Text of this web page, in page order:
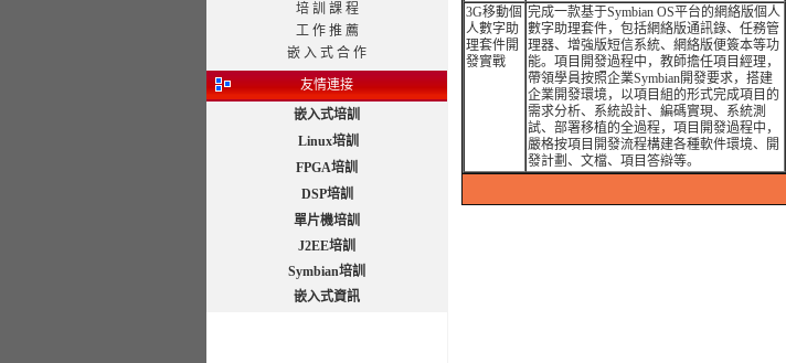
培 訓 課 程
工 作 推 薦
嵌 入 式 合 作
友情連接
嵌入式培訓
Linux培訓
FPGA培訓
DSP培訓
單片機培訓
J2EE培訓
Symbian培訓
嵌入式資訊
3G移動個
人數字助
理套件開
發實戰
完成一款基于Symbian OS平台的網絡版個人
數字助理套件，包括網絡版通訊錄、任務管
理器、增強版短信系統、網絡版便簽本等功
能。項目開發過程中，教師擔任項目經理，
帶領學員按照企業Symbian開發要求，搭建
企業開發環境，以項目組的形式完成項目的
需求分析、系統設計、編碼實現、系統測
試、部署移植的全過程，項目開發過程中，
嚴格按項目開發流程構建各種軟件環境、開
發計劃、文檔、項目答辯等。